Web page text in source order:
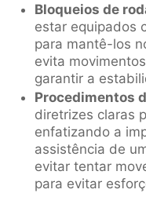
Bloqueios de
estar equipados
para mantê-los
evita
garantir a
Procedimentos
diretrizes claras
enfatizando a
assistência de
evitar tentar
para evitar